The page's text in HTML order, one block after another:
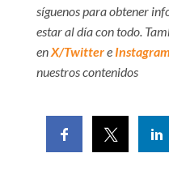
síguenos para obtener
estar al día con todo.
enX/Twittere Instagram
nuestros contenidos